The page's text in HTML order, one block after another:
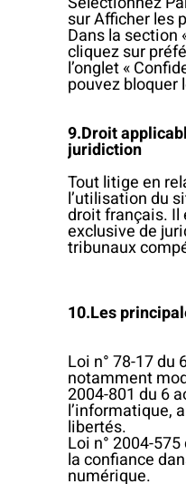
sur Afficher les
Dans la section
cliquez sur
l’onglet «
pouvez bloquer
9.Droit
juridiction
Tout litige en
l’utilisation du
droit français.
exclusive de
tribunaux
10.Les
Loi n° 78-17 du
notamment
2004-801 du 6
l’informatique,
libertés.
Loi n° 2004-
la confiance
numérique.